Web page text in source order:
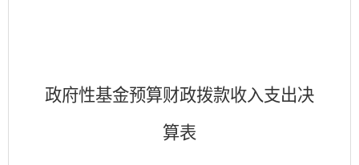
政府性基金预算财政拨款收入支出决
算表